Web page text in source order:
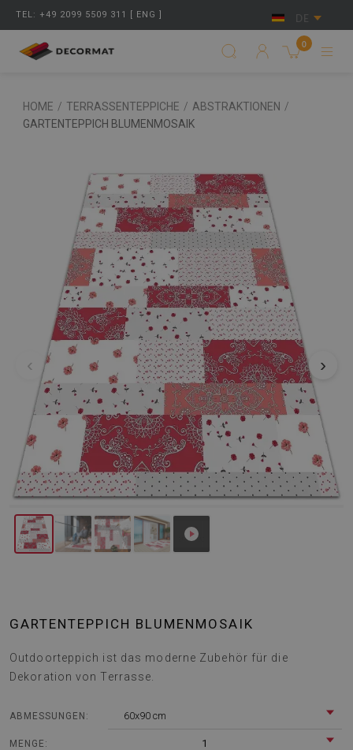
TEL: +49 2099 5509 311 [ ENG ] DE
0
HOME / TERRASSENTEPPICHE / ABSTRAKTIONEN /
GARTENTEPPICH BLUMENMOSAIK
‹ ›
GARTENTEPPICH BLUMENMOSAIK
Outdoorteppich ist das moderne Zubehör für die
Dekoration von Terrasse.
ABMESSUNGEN: 60x90 cm
MENGE: 1